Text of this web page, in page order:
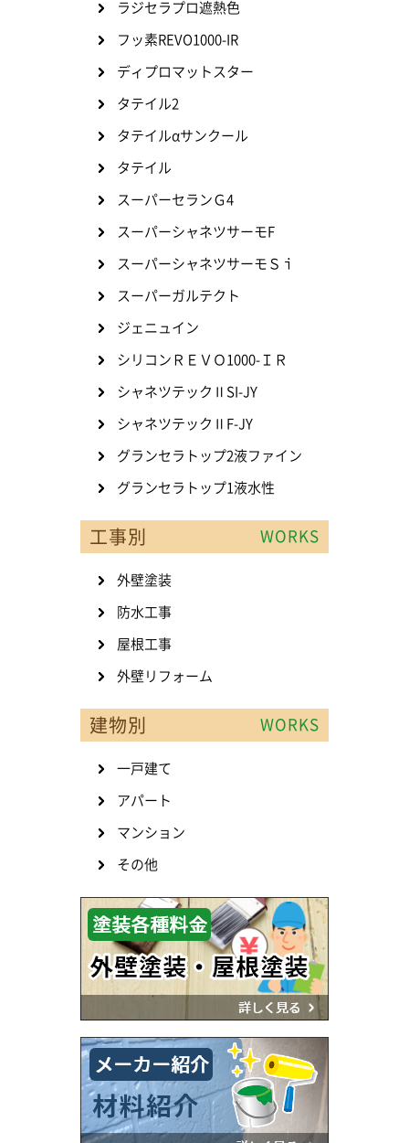
ラジセラプロ遮熱色
フッ素REVO1000-IR
ディプロマットスター
タテイル2
タテイルαサンクール
タテイル
スーパーセランＧ4
スーパーシャネツサーモF
スーパーシャネツサーモＳｉ
スーパーガルテクト
ジェニュイン
シリコンＲＥＶＯ1000-ＩＲ
シャネツテックⅡSI-JY
シャネツテックⅡF-JY
グランセラトップ2液ファイン
グランセラトップ1液水性
工事別 WORKS
外壁塗装
防水工事
屋根工事
外壁リフォーム
建物別 WORKS
一戸建て
アパート
マンション
その他